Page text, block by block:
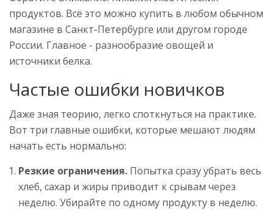
продуктов. Всё это можно купить в любом обычном
магазине в Санкт-Петербурге или другом городе
России. Главное - разнообразие овощей и
источники белка.
Частые ошибки новичков
Даже зная теорию, легко споткнуться на практике.
Вот три главные ошибки, которые мешают людям
начать есть нормально:
Резкие ограничения. Попытка сразу убрать весь
хлеб, сахар и жиры приводит к срывам через
неделю. Убирайте по одному продукту в неделю.